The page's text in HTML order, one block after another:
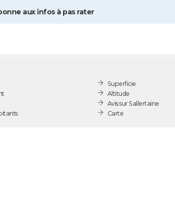
aux infos à pas rater
Superficie
Altitude
Avis sur Sallertaine
Carte